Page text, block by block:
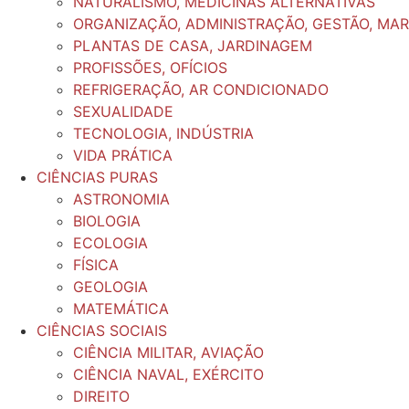
ORGANIZAÇÃO, ADMINISTRAÇÃO, GESTÃO,
PLANTAS DE CASA, JARDINAGEM
PROFISSÕES, OFÍCIOS
REFRIGERAÇÃO, AR CONDICIONADO
SEXUALIDADE
TECNOLOGIA, INDÚSTRIA
VIDA PRÁTICA
CIÊNCIAS PURAS
ASTRONOMIA
BIOLOGIA
ECOLOGIA
FÍSICA
GEOLOGIA
MATEMÁTICA
CIÊNCIAS SOCIAIS
CIÊNCIA MILITAR, AVIAÇÃO
CIÊNCIA NAVAL, EXÉRCITO
DIREITO